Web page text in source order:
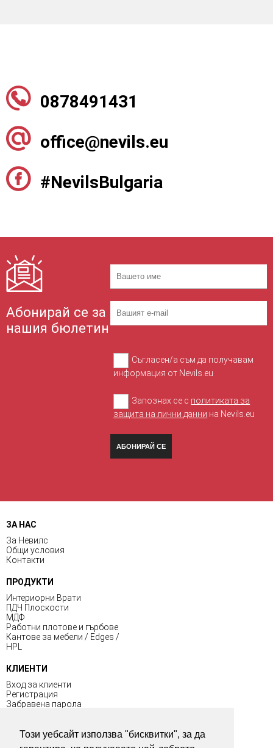
Този уебсайт използва "бисквитки", за да
0878491431
office@nevils.eu
#NevilsBulgaria
Абонирай се за
нашия бюлетин
Съгласен/а съм да получавам
информация от Nevils.eu
Запознах се с политиката за
защита на лични данни на Nevils.eu
АБОНИРАЙ СЕ
ЗА НАС
За Невилс
Общи условия
Контакти
ПРОДУКТИ
Интериорни Врати
ПДЧ Плоскости
МДФ
Работни плотове и гърбове
Кантове за мебели / Edges /
HPL
КЛИЕНТИ
Вход за клиенти
Регистрация
Забравена парола
ПОЛЕЗНО